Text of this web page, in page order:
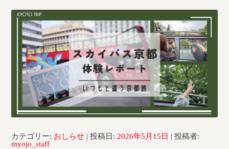
会社概要
SDGs
採用情報
運輸安全マネジメント評価
安全管理規程
カテゴリー: おしらせ | 投稿日: 2026年5月15日 |投稿者:
myojo_staff